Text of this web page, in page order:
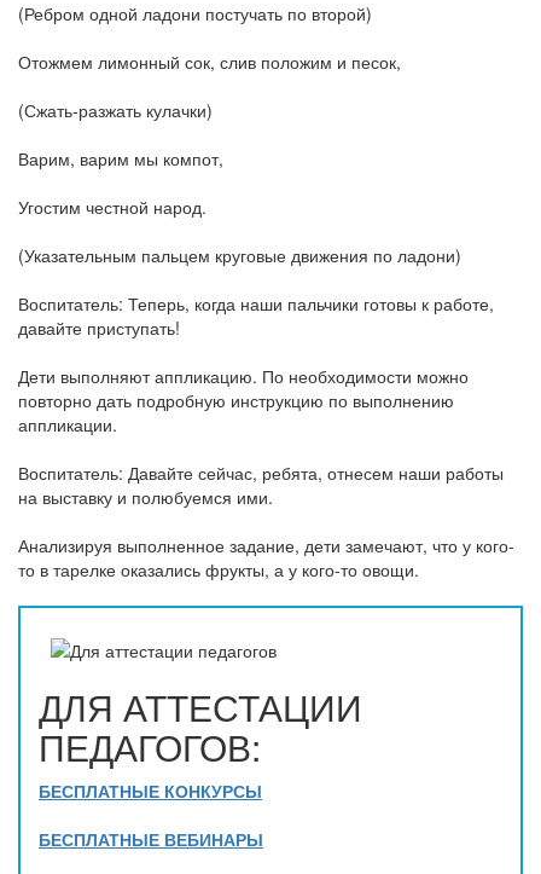
(Ребром одной ладони постучать по второй)
Отожмем лимонный сок, слив положим и песок,
(Сжать-разжать кулачки)
Варим, варим мы компот,
Угостим честной народ.
(Указательным пальцем круговые движения по ладони)
Воспитатель: Теперь, когда наши пальчики готовы к работе,
давайте приступать!
Дети выполняют аппликацию. По необходимости можно
повторно дать подробную инструкцию по выполнению
аппликации.
Воспитатель: Давайте сейчас, ребята, отнесем наши работы
на выставку и полюбуемся ими.
Анализируя выполненное задание, дети замечают, что у кого-
то в тарелке оказались фрукты, а у кого-то овощи.
ДЛЯ АТТЕСТАЦИИ
ПЕДАГОГОВ:
БЕСПЛАТНЫЕ КОНКУРСЫ
БЕСПЛАТНЫЕ ВЕБИНАРЫ